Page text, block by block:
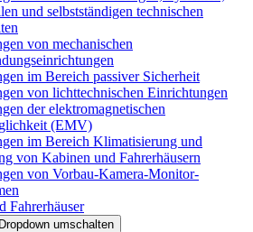
und selbstständigen technischen
von mechanischen
im Bereich passiver Sicherheit
von lichttechnischen Einrichtungen
der elektromagnetischen
(EMV)
im Bereich Klimatisierung und
von Kabinen und Fahrerhäusern
von Vorbau-Kamera-Monitor-
Fahrerhäuser
Dropdown umschalten